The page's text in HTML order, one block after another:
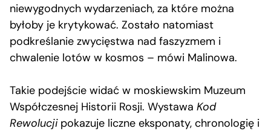
niewygodnych wydarzeniach, za które można
byłoby je krytykować. Zostało natomiast
podkreślanie zwycięstwa nad faszyzmem i
chwalenie lotów w kosmos – mówi Malinowa.
Takie podejście widać w moskiewskim Muzeum
Współczesnej Historii Rosji. Wystawa Kod
Rewolucji pokazuje liczne eksponaty, chronologię i